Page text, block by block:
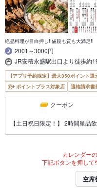
絶品料理が目白押し!!値段も質も大満足!!
2001～3000円
JR安積永盛駅出口より徒歩約
【アプリ予約限定】最大350ポイント還
ポイントプラス対象店
適格請求書
クーポン
【土日祝日限定！】 2時間単品
カレンダー
下記ボタンを押して
空席